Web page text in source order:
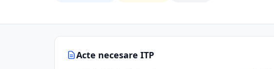
Acte necesare ITP